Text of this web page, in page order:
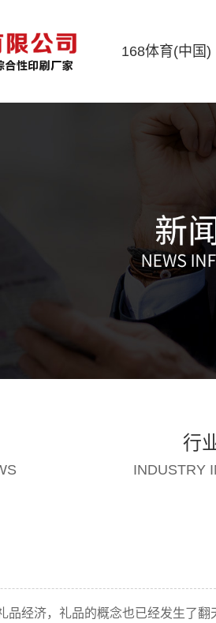
168体育(中国)
行
INDUSTRY
品经济，礼品的概念也已经发生了